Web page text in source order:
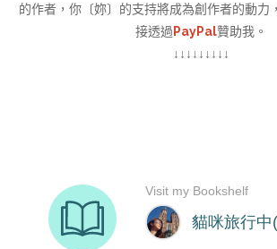
的作者，你〔妳〕的支持將成為創作者的動力
接透過 PayPal贊助我。
↓↓↓↓↓↓↓↓↓